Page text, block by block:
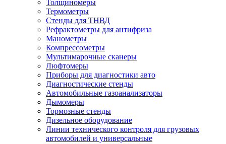
Толщиномеры
Термометры
Стенды для ТНВД
Рефрактометры для антифриза
Манометры
Компрессометры
Мультимарочные сканеры
Люфтомеры
Приборы для диагностики авто
Диагностические стенды
Автомобильные газоанализаторы
Дымомеры
Тормозные стенды
Дизельное оборудование
Линии технического контроля для грузовых
автомобилей и универсальные